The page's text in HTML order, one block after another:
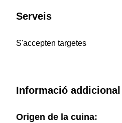
Serveis
S'accepten targetes
Informació addicional
Origen de la cuina: